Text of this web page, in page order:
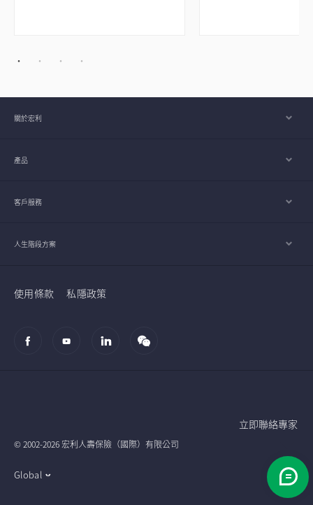
立即聯絡專家
關於宏利
產品
客戶服務
人生階段方案
使用條款 私隱政策
© 2002-2026 宏利人壽保險（國際）有限公司
Global